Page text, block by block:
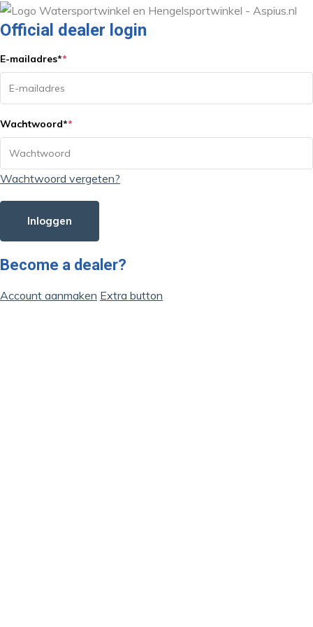
Official dealer login
E-mailadres**
Wachtwoord**
Wachtwoord vergeten?
Inloggen
Become a dealer?
Account aanmaken Extra button